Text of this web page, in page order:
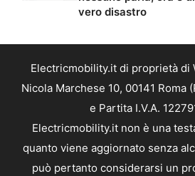
vero disastro
Electricmobility.it di proprietà di
Nicola Marchese 10, 00141 Roma
e Partita I.V.A.
Electricmobility.it non è una
quanto viene aggiornato senza
può pertanto considerarsi un